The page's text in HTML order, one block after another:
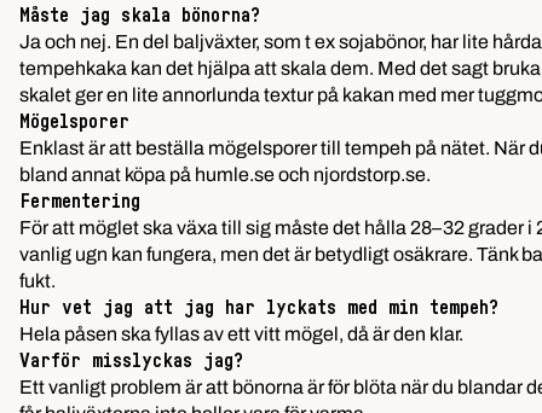
Måste jag skala bönorna?
Ja och nej. En del baljväxter, som t ex sojabönor, har lite
tempehkaka kan det hjälpa att skala dem. Med det sagt
skalet ger en lite annorlunda textur på kakan med mer
Mögelsporer
Enklast är att beställa mögelsporer till tempeh på nätet. När
bland annat köpa på humle.se och njordstorp.se.
Fermentering
För att möglet ska växa till sig måste det hålla 28–32 grader
vanlig ugn kan fungera, men det är betydligt osäkrare. Tänk
fukt.
Hur vet jag att jag har lyckats med min tempeh?
Hela påsen ska fyllas av ett vitt mögel, då är den klar.
Varför misslyckas jag?
Ett vanligt problem är att bönorna är för blöta när du